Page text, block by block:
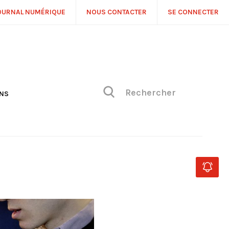
NUMÉRIQUE NOUS CONTACTER SE CONNECTER